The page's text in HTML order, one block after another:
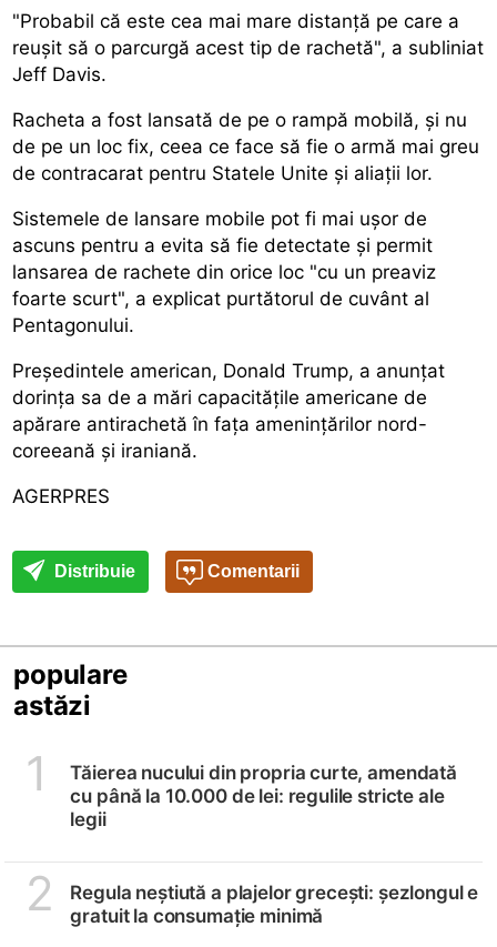
"Probabil că este cea mai mare distanță pe care a
reușit să o parcurgă acest tip de rachetă", a subliniat
Jeff Davis.
Racheta a fost lansată de pe o rampă mobilă, și nu
de pe un loc fix, ceea ce face să fie o armă mai greu
de contracarat pentru Statele Unite și aliații lor.
Sistemele de lansare mobile pot fi mai ușor de
ascuns pentru a evita să fie detectate și permit
lansarea de rachete din orice loc "cu un preaviz
foarte scurt", a explicat purtătorul de cuvânt al
Pentagonului.
Președintele american, Donald Trump, a anunțat
dorința sa de a mări capacitățile americane de
apărare antirachetă în fața amenințărilor nord-
coreeană și iraniană.
AGERPRES
Distribuie Comentarii
populare
astăzi
1
Tăierea nucului din propria curte, amendată
cu până la 10.000 de lei: regulile stricte ale
legii
2
Regula neștiută a plajelor grecești: șezlongul e
gratuit la consumație minimă